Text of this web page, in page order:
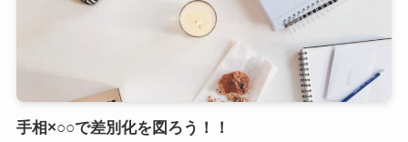
手相×○○で差別化を図ろう！！